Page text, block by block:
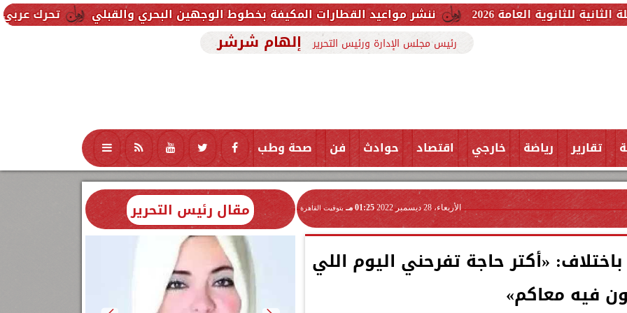
تحرك عربي وإسلامي ننشر مواعيد القطارات المكيفة بخطوط الوجهين البحري والقبلي 2026
رئيس مجلس الإدارة ورئيس التحرير إلهام شرشر
تقارير رياضة خارجي اقتصاد حوادث فن صحة وطب تكنولوجيا منوعات محافظات
الأربعاء، 28 ديسمبر 2022 01:25 مـ بتوقيت القاهرة
«أكتر حاجة تفرحني اليوم اللي
فيه معاكم»
مقال رئيس التحرير